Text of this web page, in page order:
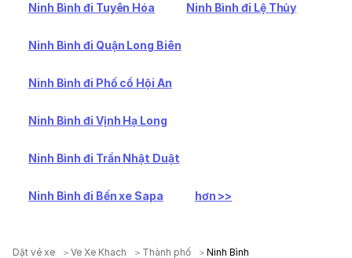
Ninh Bình đi Tuyên Hóa Ninh Bình đi Lệ Thủy
Ninh Bình đi Quận Long Biên
Ninh Bình đi Phố cổ Hội An
Ninh Bình đi Vịnh Hạ Long
Ninh Bình đi Trần Nhật Duật
Ninh Bình đi Bến xe Sapa hơn >>
Dặt vé xe Ve Xe Khach Thành phố Ninh Bình